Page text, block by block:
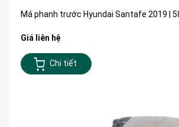
Má phanh trước Hyundai Santafe 2019 |
Giá liên hệ
Chi tiết